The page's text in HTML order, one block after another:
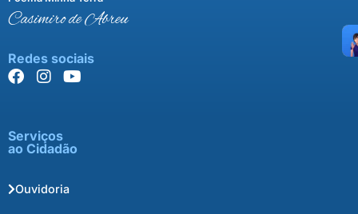
Casimiro de Abreu
Redes sociais
Serviços
ao Cidadão
Ouvidoria